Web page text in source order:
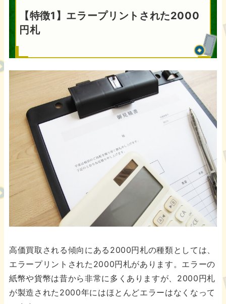
【特徴1】エラープリントされた2000
円札
高価買取される傾向にある2000円札の種類としては、
エラープリントされた2000円札があります。エラーの
紙幣や貨幣は昔から非常に多くありますが、2000円札
が製造された2000年にはほとんどエラーはなくなって